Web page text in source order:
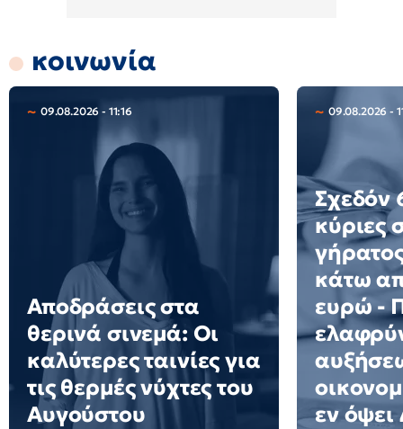
κοινωνία
09.08.2026 - 11:16
Αποδράσεις στα
θερινά σινεμά: Οι
καλύτερες ταινίες για
τις θερμές νύχτες του
Αυγούστου
09.08.2026 -
Σχεδόν
κύριες
κάτω
ευρώ -
εν